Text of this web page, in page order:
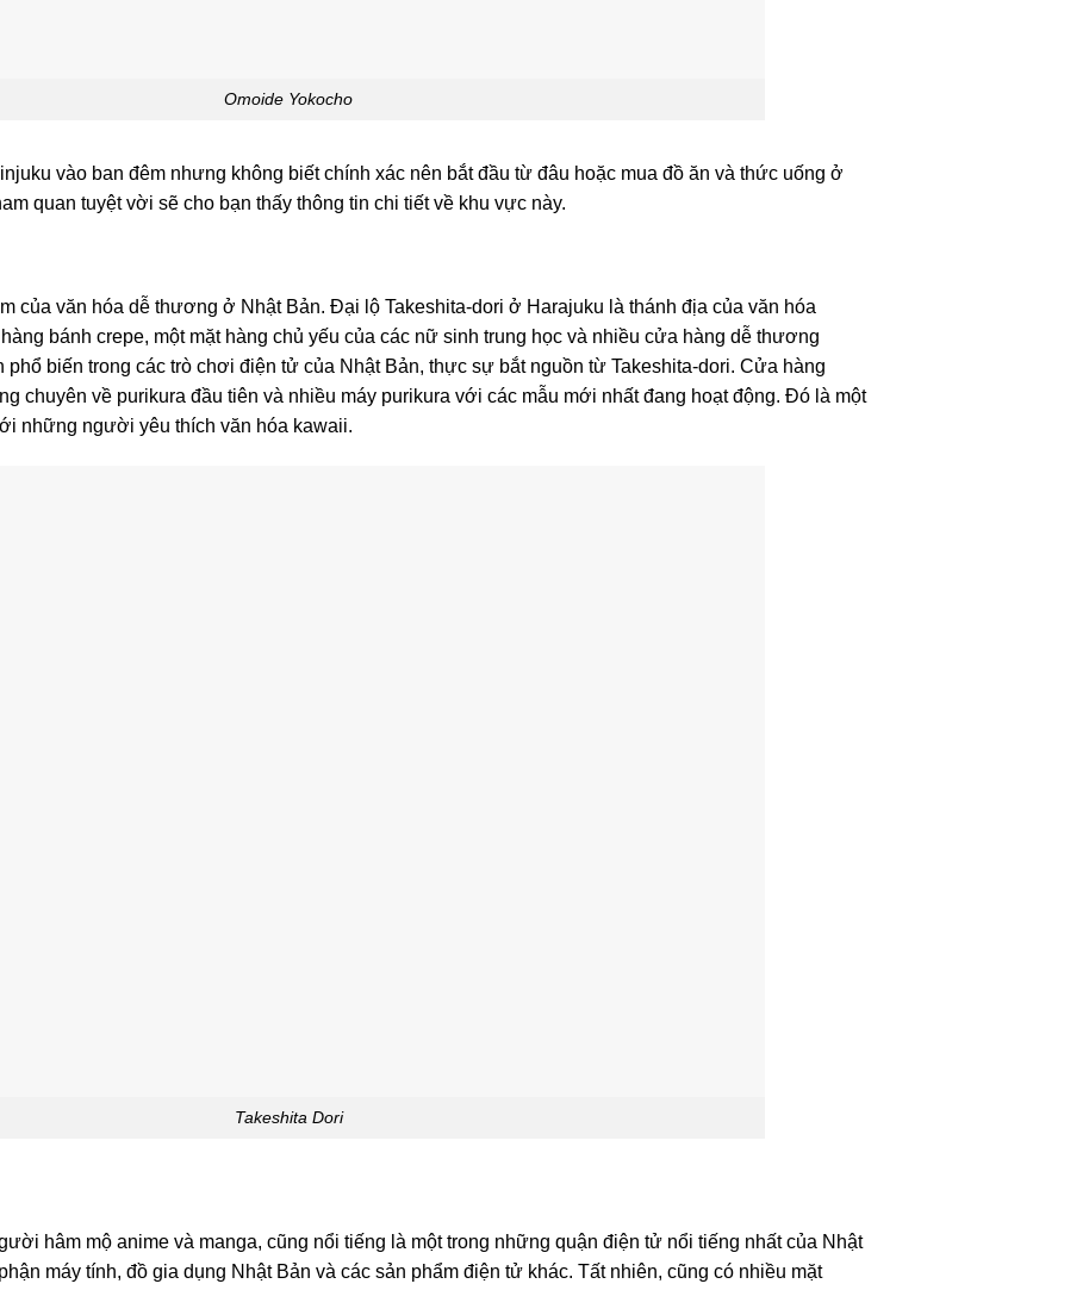
Omoide Yokocho
vào ban đêm nhưng không biết chính xác nên bắt đầu từ đâu hoặc mua đồ ăn và thức uống ở
quan tuyệt vời sẽ cho bạn thấy thông tin chi tiết về khu vực này.
của văn hóa dễ thương ở Nhật Bản. Đại lộ Takeshita-dori ở Harajuku là thánh địa của văn hóa
bánh crepe, một mặt hàng chủ yếu của các nữ sinh trung học và nhiều cửa hàng dễ thương
phổ biến trong các trò chơi điện tử của Nhật Bản, thực sự bắt nguồn từ Takeshita-dori. Cửa hàng
chuyên về purikura đầu tiên và nhiều máy purikura với các mẫu mới nhất đang hoạt động. Đó là một
những người yêu thích văn hóa kawaii.
Takeshita Dori
hâm mộ anime và manga, cũng nổi tiếng là một trong những quận điện tử nổi tiếng nhất của Nhật
máy tính, đồ gia dụng Nhật Bản và các sản phẩm điện tử khác. Tất nhiên, cũng có nhiều mặt